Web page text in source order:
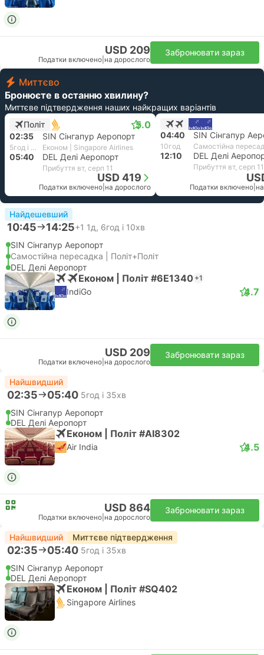
USD 209
Податки включено на дорослого
Забронювати зараз
Миттєво
Бронюєте в останню хвилину?
Миттєве підтвердження наших найкращих варіантів
Політ
5.0
02:35 SIN Сінгапур Аеропорт
5год і 35хв Економ | Singapore Airlines
05:40 DEL Делі Аеропорт
Прибуття вт, серп 11
USD 419
Податки включено на дорослого
04:40 SIN Сінгапур
10год Самостійна
12:10 DEL Делі
Прибуття вт, серп 11
Податки включено
Найдешевший
10:45 14:25+1 1д, 6год і 10хв
SIN Сінгапур Аеропорт
Самостійна пересадка | Політ+Політ
DEL Делі Аеропорт
Економ | Політ #6E1340 +1
IndiGo 4.7
USD 209
Податки включено на дорослого
Забронювати зараз
Найшвидший
02:35 05:40 5год і 35хв
SIN Сінгапур Аеропорт
DEL Делі Аеропорт
Економ | Політ #AI8302
Air India 4.5
USD 864
Податки включено на дорослого
Забронювати зараз
Найшвидший Миттєве підтвердження
02:35 05:40 5год і 35хв
SIN Сінгапур Аеропорт
DEL Делі Аеропорт
Економ | Політ #SQ402
Singapore Airlines